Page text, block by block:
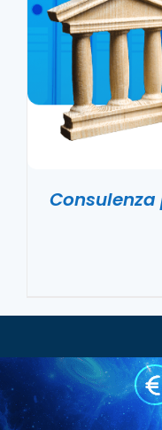
Tutti i bandi di
NetworkPA e
europee
Ultime
Analizza le
costruisci la